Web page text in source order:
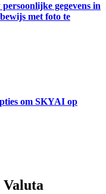
gegevens in
met foto te
om SKYAI op